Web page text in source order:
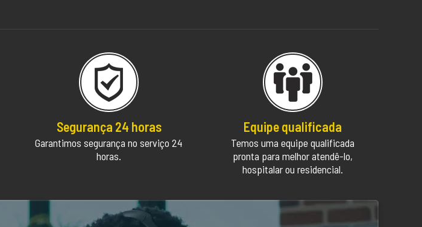
Segurança 24 horas
Garantimos segurança no serviço 24
horas.
Equipe qualificada
Temos uma equipe qualificada
pronta para melhor atendê-lo,
hospitalar ou residencial.